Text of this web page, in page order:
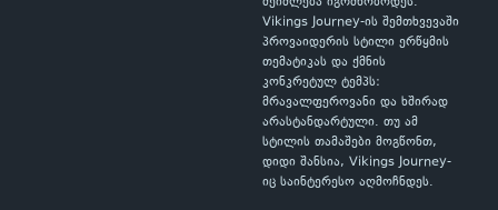
Vikings Journey-ის შემთხვევაში
პროვაიდერის სტილი ერწყმის
თემატიკას და ქმნის
კონკრეტულ ტემპს:
მრავალფეროვანი და ხშირად
არასტანდარტული. თუ ამ
სტილის თამაშები მოგწონთ,
დიდი შანსია, Vikings Journey-
იც საინტერესო აღმოჩნდეს.